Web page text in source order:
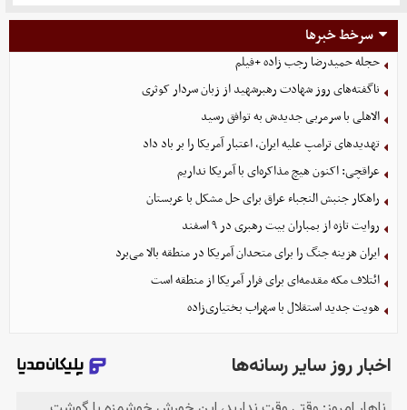
سرخط خبرها
حجله حمیدرضا رجب زاده +فیلم
ناگفته‌های روز شهادت رهبرشهید از زبان سردار کوثری
الاهلی با سرمربی جدیدش به توافق رسید
تهدیدهای ترامپ علیه ایران، اعتبار آمریکا را بر باد داد
عراقچی: اکنون هیچ مذاکره‌ای با آمریکا نداریم
راهکار جنبش النجباء عراق برای حل مشکل با عربستان
روایت تازه از بمباران بیت رهبری در ۹ اسفند
ایران هزینه جنگ را برای متحدان آمریکا در منطقه بالا می‌برد
ائتلاف مکه مقدمه‌ای برای فرار آمریکا از منطقه است
هویت جدید استقلال با سهراب بختیاری‌زاده